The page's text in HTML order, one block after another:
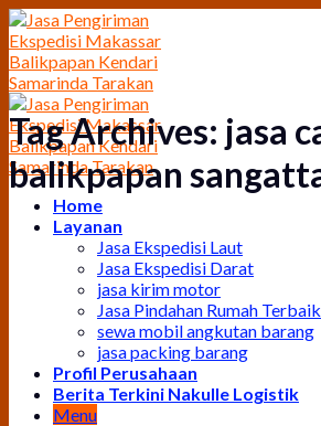
Skip
to
content
Home
Layanan
Jasa Ekspedisi Laut
Jasa Ekspedisi Darat
jasa kirim motor
Jasa Pindahan Rumah Terbaik
sewa mobil angkutan barang
jasa packing barang
Profil Perusahaan
Berita Terkini Nakulle Logistik
Menu
Tag Archives: jasa
balikpapan